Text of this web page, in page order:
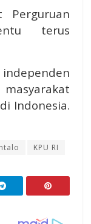
Perguruan
terus
Indonesia.
KPU RI